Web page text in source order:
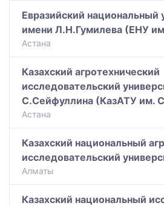
Евразийский национальный
имени Л.Н.Гумилева (ЕНУ
Астана
Казахский агротехнический
исследовательский
С.Сейфуллина (КазАТУ им.
Астана
Казахский национальный
исследовательский
Алматы
Казахский национальный